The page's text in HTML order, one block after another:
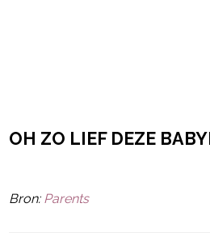
OH ZO LIEF DEZE
Bron: Parents